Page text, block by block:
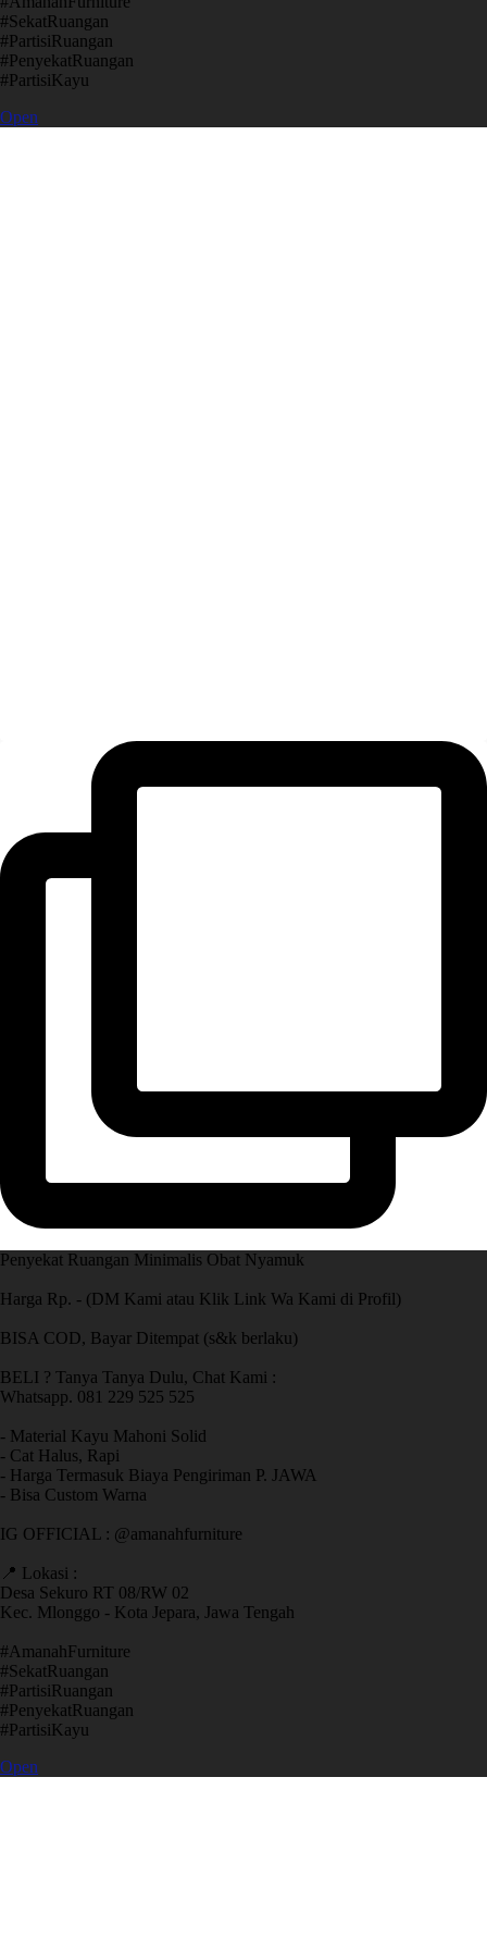
​#SekatRuangan
​#PartisiRuangan
​#PenyekatRuangan
​#PartisiKayu
Open
Penyekat Ruangan Minimalis Obat Nyamuk
Harga Rp. - (DM Kami atau Klik Link Wa Kami di Profil)
BISA COD, Bayar Ditempat (s&k berlaku)
BELI ? Tanya Tanya Dulu, Chat Kami :
Whatsapp. 081 229 525 525
- Material Kayu Mahoni Solid
- Cat Halus, Rapi
- Harga Termasuk Biaya Pengiriman P. JAWA
- Bisa Custom Warna
IG OFFICIAL : @amanahfurniture
📍 Lokasi :
Desa Sekuro RT 08/RW 02
Kec. Mlonggo - Kota Jepara, Jawa Tengah
​#AmanahFurniture
​#SekatRuangan
​#PartisiRuangan
​#PenyekatRuangan
​#PartisiKayu
Open